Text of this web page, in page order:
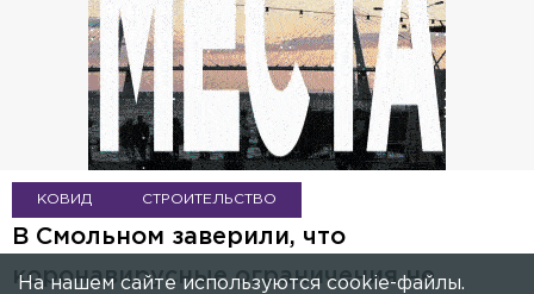
КОВИД СТРОИТЕЛЬСТВО
В Смольном заверили, что
коронавирусные ограничения не
На нашем сайте используются cookie-файлы.